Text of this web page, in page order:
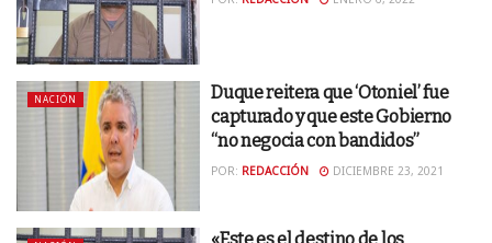
NACIÓN
Duque reitera que ‘Otoniel’ fue
capturado y que este Gobierno
“no negocia con bandidos”
POR: REDACCIÓN DICIEMBRE 23, 2021